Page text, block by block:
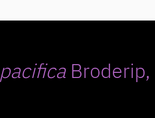
pacifica Broderip,